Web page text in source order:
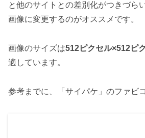
と他のサイトとの差別化がつきづら
画像に変更するのがオススメです。
画像のサイズは512ピクセル×512ピ
適しています。
参考までに、「サイパケ」のファビ